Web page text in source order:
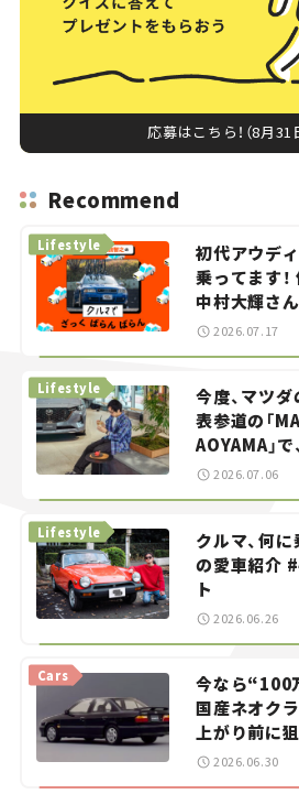
応募はこちら！（8月31
Recommend
初代アウデ
乗ってます！
中村大輝さ
智之の「クル
Lifestyle
2026.07.17
今度、マツダ
表参道の「
AOYAMA」
——連載｜
る？＜第13
Lifestyle
2026.07.06
クルマ、何
の愛車紹介
ト
Lifestyle
2026.06.26
今なら“100
国産ネオク
上がり前に
をお手伝い――
イカー選び
Cars
2026.06.30